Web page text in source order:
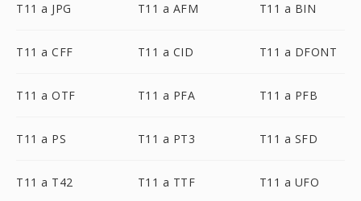
T11 a JPG T11 a AFM T11 a BIN
T11 a CFF T11 a CID T11 a DFONT
T11 a OTF T11 a PFA T11 a PFB
T11 a PS T11 a PT3 T11 a SFD
T11 a T42 T11 a TTF T11 a UFO